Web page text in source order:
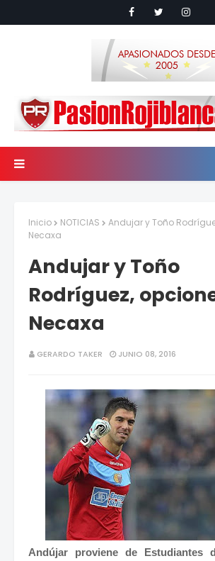
Inicio NOTICIAS
Andujar y Toño
Necaxa
Andujar y Toño
Rodríguez,
Necaxa
GERARDO TAKER JUNIO 08, 2016
Andújar proviene de Estudiantes